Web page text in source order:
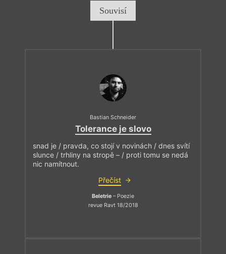
Souvisí
Bastian Schneider
Tolerance je slovo
snad je / pravda, co stojí v novinách / dnes svítí
slunce / trhliny na stropě – / proti tomu se nedá
nic namítnout.
Přečíst
Beletrie – Poezie
revue Ravt 18/2018